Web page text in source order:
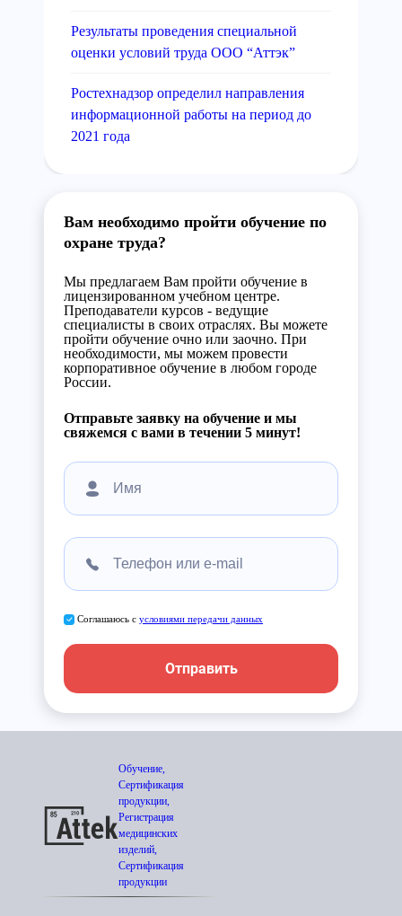
Результаты проведения специальной
оценки условий труда ООО “Аттэк”
Ростехнадзор определил направления
информационной работы на период до
2021 года
Вам необходимо пройти обучение по
охране труда?
Мы предлагаем Вам пройти обучение в
лицензированном учебном центре.
Преподаватели курсов - ведущие
специалисты в своих отраслях. Вы можете
пройти обучение очно или заочно. При
необходимости, мы можем провести
корпоративное обучение в любом городе
России.
Отправьте заявку на обучение и мы
свяжемся с вами в течении 5 минут!
Соглашаюсь с условиями передачи данных
Отправить
Обучение,
Сертификация
продукции,
Регистрация
медицинских
изделий,
Сертификация
продукции